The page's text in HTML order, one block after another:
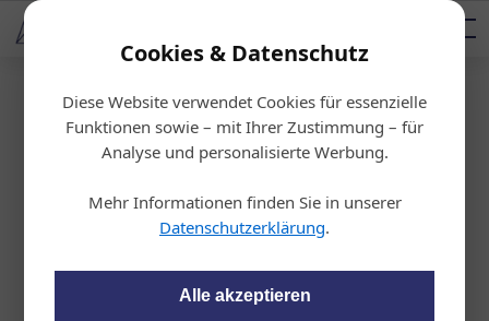
Cookies & Datenschutz
Diese Website verwendet Cookies für essenzielle
Funktionen sowie – mit Ihrer Zustimmung – für
Analyse und personalisierte Werbung.
Mehr Informationen finden Sie in unserer
Datenschutzerklärung.
Alle akzeptieren
AUTOMOTIVE SERVICES
AUTOMOTIVE AKADEMIE
Podcast
Startseite/Allgemein
In Europas Autohand
el rumort es